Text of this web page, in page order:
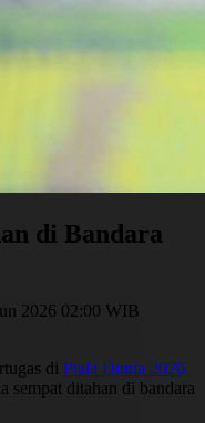
di Bandara
2026 02:00 WIB
di Piala Dunia 2026
sempat ditahan di bandara